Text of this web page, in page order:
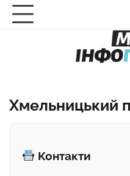
Перейти
Хмельницький
Контакти